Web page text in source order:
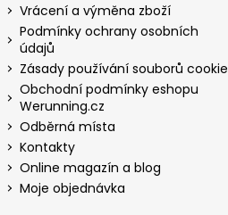
Vrácení a výměna zboží
Podmínky ochrany osobních
údajů
Zásady používání souborů cookie
Obchodní podmínky eshopu
Werunning.cz
Odběrná místa
Kontakty
Online magazín a blog
Moje objednávka